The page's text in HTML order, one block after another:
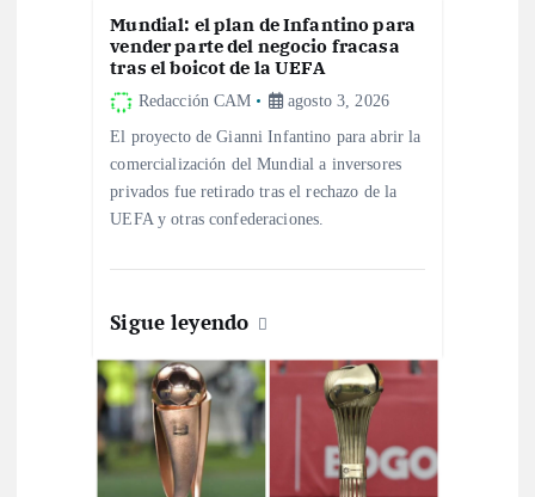
Mundial: el plan de Infantino para
vender parte del negocio fracasa
tras el boicot de la UEFA
Redacción CAM agosto 3, 2026
El proyecto de Gianni Infantino para abrir la
comercialización del Mundial a inversores
privados fue retirado tras el rechazo de la
UEFA y otras confederaciones.
Sigue leyendo